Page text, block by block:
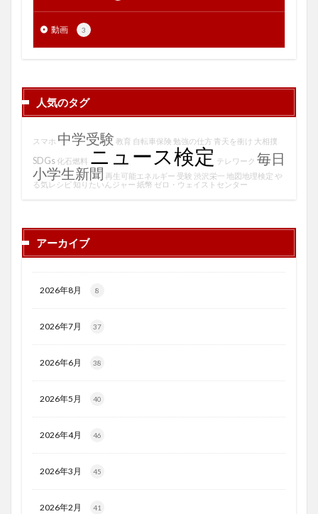
動画 3
人気のタグ
スマホ 中学受験 教育 自転車保険 勉強の仕方 青天を衝け 大相撲
SDGs 化石燃料 ニュース検定 テレワーク 毎日
小学生新聞 再生可能エネルギー 受験 渋沢栄一 地図地理検定 や
る気レシピ 知りたいんジャー 紙幣 ゼロ・ウェイストセンター
アーカイブ
2026年8月 8
2026年7月 37
2026年6月 38
2026年5月 40
2026年4月 46
2026年3月 45
2026年2月 41